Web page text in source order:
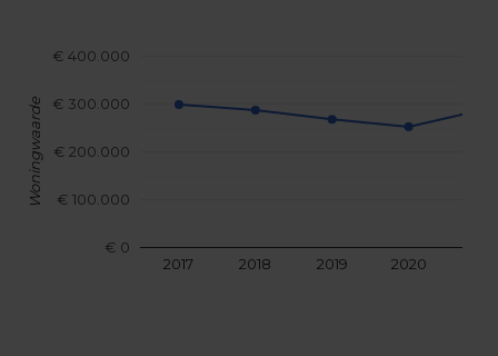
2017 2018 2019 2020
€ 0
€ 100.000
€ 200.000
€ 300.000
€ 400.000
Woningwaarde